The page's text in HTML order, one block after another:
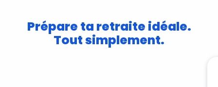
Prépare ta retraite idéale.
Tout simplement.